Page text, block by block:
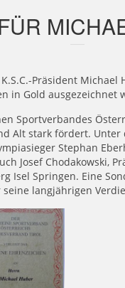
Präsident Michael
in Gold ausgezeichnet
Sportverbandes
Alt stark fördert.
Stephan
Josef Chodakowski,
Isel Springen. Eine
langjährigen